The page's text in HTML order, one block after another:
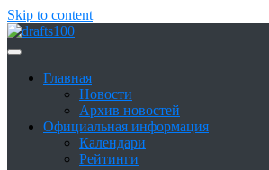
Skip to content
Шашки в России
Главная
Новости
Архив новостей
Официальная информация
Календари
Рейтинги